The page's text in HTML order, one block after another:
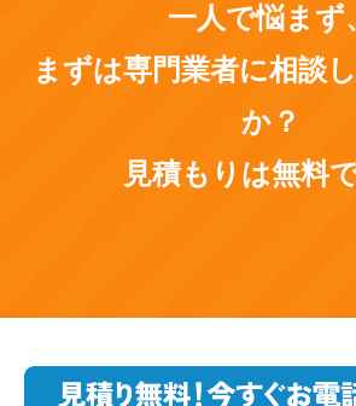
一人で悩まず、
まずは専門業者に相談
か？
見積もりは無料で